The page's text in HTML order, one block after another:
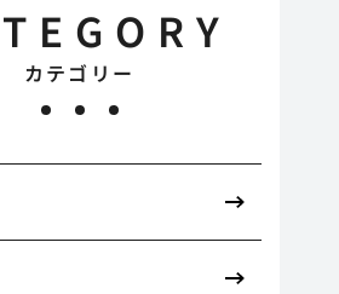
カテゴリー